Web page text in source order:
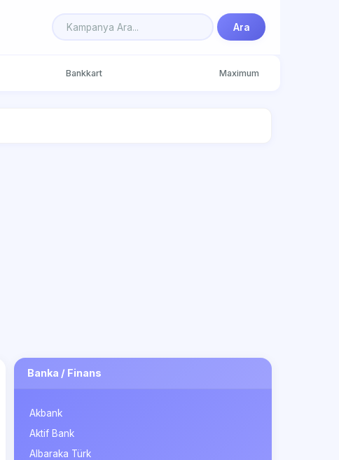
Ara
Bankkart Maximum
Banka / Finans
Akbank
Aktif Bank
Albaraka Türk